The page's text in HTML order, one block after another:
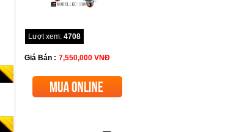
Lượt xem: 4708
Giá Bán : 7,550,000 VNĐ